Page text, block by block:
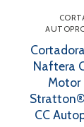
Naftera
Motor
Stratton®
CC